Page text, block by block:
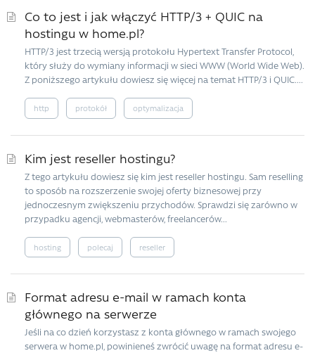
Co to jest i jak włączyć HTTP/3 + QUIC na
hostingu w home.pl?
HTTP/3 jest trzecią wersją protokołu Hypertext Transfer Protocol,
który służy do wymiany informacji w sieci WWW (World Wide Web).
Z poniższego artykułu dowiesz się więcej na temat HTTP/3 i QUIC....
http protokół optymalizacja
Kim jest reseller hostingu?
Z tego artykułu dowiesz się kim jest reseller hostingu. Sam reselling
to sposób na rozszerzenie swojej oferty biznesowej przy
jednoczesnym zwiększeniu przychodów. Sprawdzi się zarówno w
przypadku agencji, webmasterów, freelancerów...
hosting polecaj reseller
Format adresu e-mail w ramach konta
głównego na serwerze
Jeśli na co dzień korzystasz z konta głównego w ramach swojego
serwera w home.pl, powinieneś zwrócić uwagę na format adresu e-